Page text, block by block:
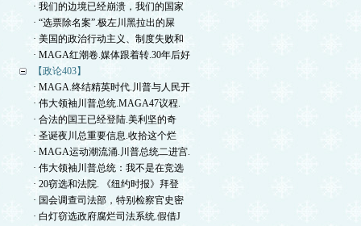
· 我们的边境已经崩溃，我们的国家
· “选票除名案”.极左川黑拉出的屎
· 美国的政治行动主义、制度失败和
· MAGA红潮卷.媒体跟着转.30年后好
【政论403】
· MAGA.终结精英时代.川普与人民开
· 伟大领袖川普总统.MAGA47议程.
· 合法的国王已经登陆.美利坚的奇
· 圣诞夜川总重要信息.收拾这个烂
· MAGA运动潮流涌.川普总统二进宫.
· 伟大领袖川普总统：我不是在竞选
· 20窃选和法院. 《纽约时报》拜登
· 国会调查司法部，特别检察官史密
· 白灯窃选政府腐烂司法系统.假借J